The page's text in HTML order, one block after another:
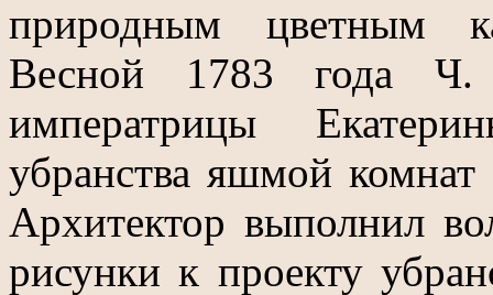
природным цветным
Весной 1783 года Ч.
императрицы
убранства яшмой
Архитектор выполнил
рисунки к проекту